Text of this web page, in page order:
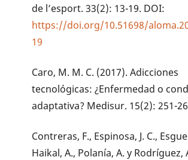
de l’esport. 33(2): 13-19. DOI:
https://doi.org/10.51698/
19
Caro, M. M. C. (2017). Adicciones
tecnológicas: ¿Enfermedad o
adaptativa? Medisur. 15(2): 251-
Contreras, F., Espinosa, J. C.,
Haikal, A., Polanía, A. y Rodríguez,